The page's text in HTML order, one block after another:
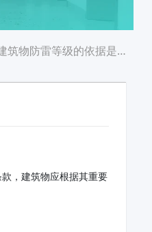
物防雷等级的依据是什么？
，建筑物应根据其重要